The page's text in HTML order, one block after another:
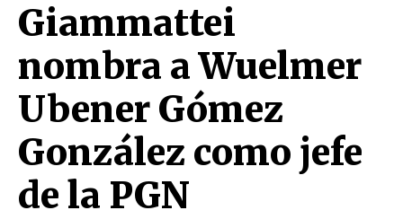
Giammattei
nombra a Wuelmer
Ubener Gómez
González como jefe
de la PGN